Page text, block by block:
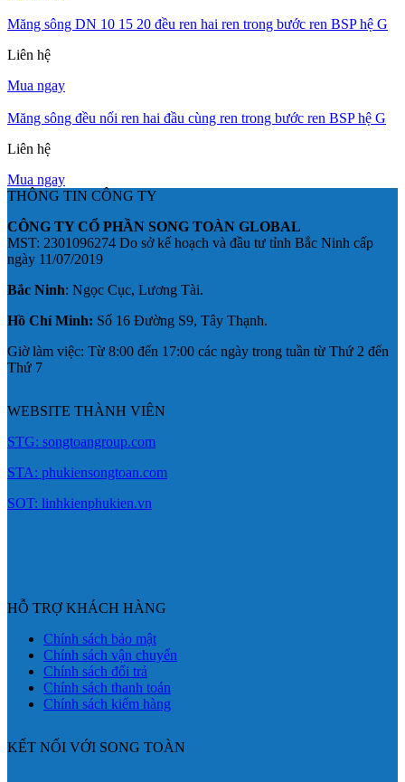
Măng sông DN 10 15 20 đều ren hai ren trong bước ren BSP hệ G
Liên hệ
Mua ngay
Măng sông đều nối ren hai đầu cùng ren trong bước ren BSP hệ G
Liên hệ
Mua ngay
THÔNG TIN CÔNG TY
CÔNG TY CỔ PHẦN SONG TOÀN GLOBAL
MST: 2301096274 Do sở kế hoạch và đầu tư tỉnh Bắc Ninh cấp
ngày 11/07/2019
Bắc Ninh: Ngọc Cục, Lương Tài.
Hồ Chí Minh: Số 16 Đường S9, Tây Thạnh.
Giờ làm việc: Từ 8:00 đến 17:00 các ngày trong tuần từ Thứ 2 đến
Thứ 7
WEBSITE THÀNH VIÊN
STG: songtoangroup.com
STA: phukiensongtoan.com
SOT: linhkienphukien.vn
HỖ TRỢ KHÁCH HÀNG
Chính sách bảo mật
Chính sách vận chuyển
Chính sách đổi trả
Chính sách thanh toán
Chính sách kiểm hàng
KẾT NỐI VỚI SONG TOÀN